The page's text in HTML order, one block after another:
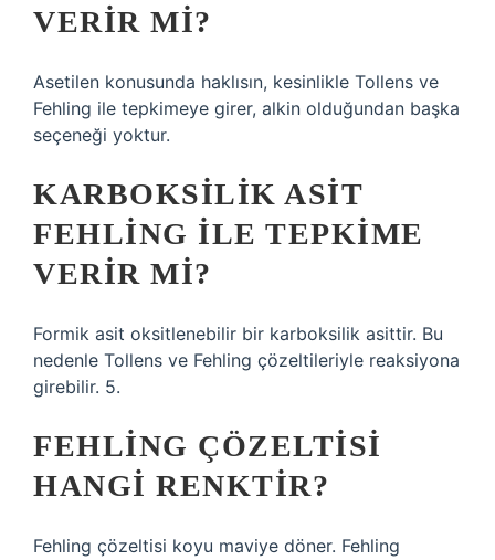
VERIR MI?
Asetilen konusunda haklısın, kesinlikle Tollens ve
Fehling ile tepkimeye girer, alkin olduğundan başka
seçeneği yoktur.
KARBOKSILIK ASIT
FEHLING ILE TEPKIME
VERIR MI?
Formik asit oksitlenebilir bir karboksilik asittir. Bu
nedenle Tollens ve Fehling çözeltileriyle reaksiyona
girebilir. 5.
FEHLING ÇÖZELTISI
HANGI RENKTIR?
Fehling çözeltisi koyu maviye döner. Fehling